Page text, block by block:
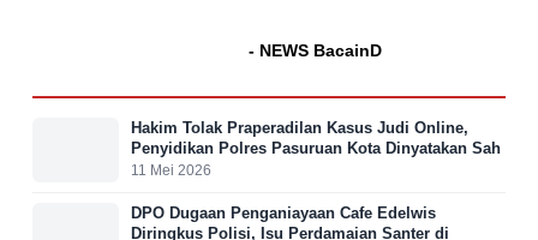
- NEWS BacainD
Hakim Tolak Praperadilan Kasus Judi Online,
Penyidikan Polres Pasuruan Kota Dinyatakan Sah
11 Mei 2026
DPO Dugaan Penganiayaan Cafe Edelwis
Diringkus Polisi, Isu Perdamaian Santer di